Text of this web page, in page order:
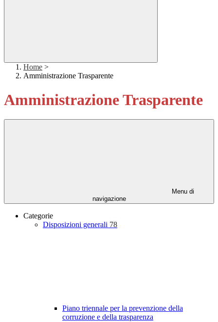
Home >
Amministrazione Trasparente
Amministrazione Trasparente
Menu di
navigazione
Categorie
Disposizioni generali 78
Piano triennale per la prevenzione della
corruzione e della trasparenza